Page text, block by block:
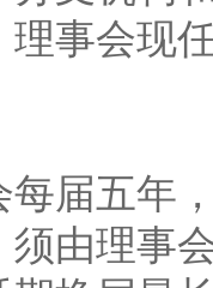
事会现
届五年
由理事